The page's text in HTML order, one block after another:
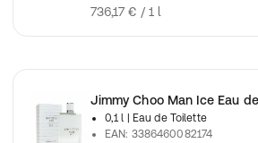
736,17 € / 1 l
Jimmy Choo Man Ice Eau
0,1 l
| Eau de Toilette
EAN: 3386460082174